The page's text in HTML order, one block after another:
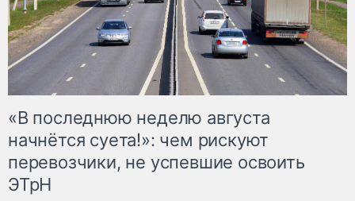
«В последнюю неделю августа
начнётся суета!»: чем рискуют
перевозчики, не успевшие освоить
ЭТрН